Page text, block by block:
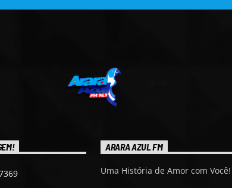
ARARA AZUL FM
Uma História de Amor com Você!